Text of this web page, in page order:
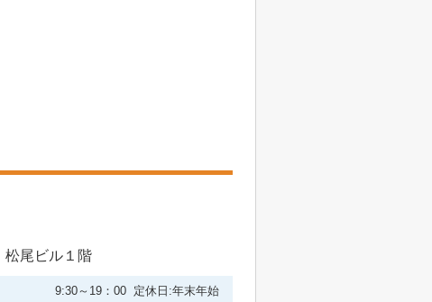
松尾ビル１階
9:30～19：00 定休日:年末年始